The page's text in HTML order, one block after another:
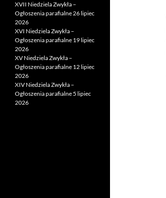
XVII Niedziela Zwykła –
Ogłoszenia parafialne 26 lipiec
2026
XVI Niedziela Zwykła –
Ogłoszenia parafialne 19 lipiec
2026
XV Niedziela Zwykła –
Ogłoszenia parafialne 12 lipiec
2026
XIV Niedziela Zwykła –
Ogłoszenia parafialne 5 lipiec
2026